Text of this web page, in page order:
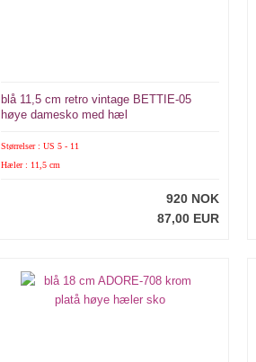
blå 11,5 cm retro vintage BETTIE-05
høye damesko med hæl
Størrelser : US 5 - 11
Hæler : 11,5 cm
920 NOK
87,00 EUR